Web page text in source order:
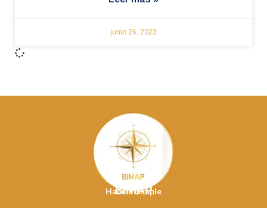
junio 26, 2023
BIMAP
Hacelo Simple